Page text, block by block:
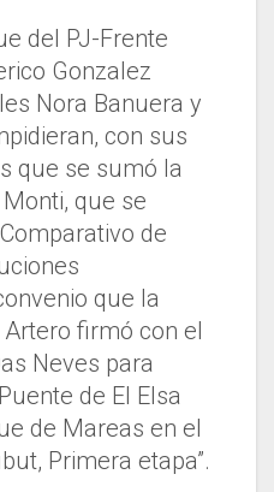
del PJ-Frente
Gonzalez
Nora Banuera y
con sus
que se sumó la
que se
de
que la
firmó con el
Neves para
de El Elsa
de Mareas en el
Primera etapa”.